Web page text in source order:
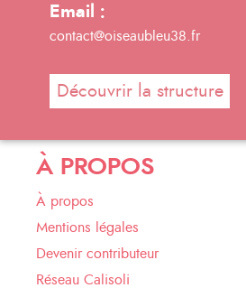
Email :
contact@oiseaubleu38.fr
Découvrir la structure
À PROPOS
À propos
Mentions légales
Devenir contributeur
Réseau Calisoli